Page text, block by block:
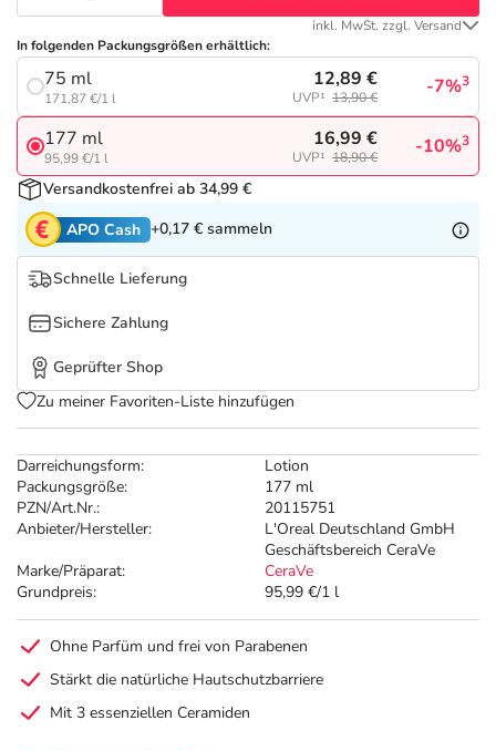
Tierapotheke
Vitamine & Mineralstoffe
Marken
Salus Deals
Darreichungsform:
Lotion
Packungsgröße:
177 ml
PZN/Art.Nr.:
20115751
Anbieter/Hersteller:
L'Oreal Deutschland GmbH
Geschäftsbereich CeraVe
Marke/Präparat:
CeraVe
Grundpreis:
95,99 €/1 l
inkl. MwSt. zzgl. Versand
In folgenden Packungsgrößen erhältlich:
75 ml
171,87 €/1 l
12,89 €
UVP¹ 13,90 € -7%3
177 ml
95,99 €/1 l
16,99 €
UVP¹ 18,90 € -10%3
Versandkostenfrei ab 34,99 €
APO Cash +0,17 € sammeln
Schnelle Lieferung
Sichere Zahlung
Geprüfter Shop
Zu meiner Favoriten-Liste hinzufügen
Ohne Parfüm und frei von Parabenen
Stärkt die natürliche Hautschutzbarriere
Mit 3 essenziellen Ceramiden